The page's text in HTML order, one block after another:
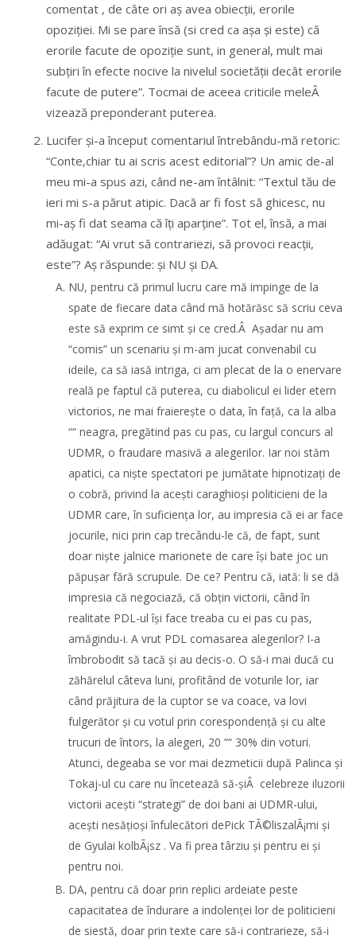
comentat , de câte ori aș avea obiecții, erorile
opoziției. Mi se pare însă (si cred ca așa și este) că
erorile facute de opoziție sunt, in general, mult mai
subțiri în efecte nocive la nivelul societății decât erorile
facute de putere”. Tocmai de aceea criticile meleÂ
vizează preponderant puterea.
Lucifer și-a început comentariul întrebându-mă retoric:
“Conte,chiar tu ai scris acest editorial”? Un amic de-al
meu mi-a spus azi, când ne-am întâlnit: “Textul tău de
ieri mi s-a părut atipic. Dacă ar fi fost să ghicesc, nu
mi-aș fi dat seama că îți aparține”. Tot el, însă, a mai
adăugat: “Ai vrut să contrariezi, să provoci reacții,
este”? Aș răspunde: și NU și DA.
NU, pentru că primul lucru care mă impinge de la
spate de fiecare data când mă hotărăsc să scriu ceva
este să exprim ce simt și ce cred.Â Așadar nu am
“comis” un scenariu și m-am jucat convenabil cu
ideile, ca să iasă intriga, ci am plecat de la o enervare
reală pe faptul că puterea, cu diabolicul ei lider etern
victorios, ne mai fraierește o data, în față, ca la alba
““ neagra, pregătind pas cu pas, cu largul concurs al
UDMR, o fraudare masivă a alegerilor. Iar noi stăm
apatici, ca niște spectatori pe jumătate hipnotizați de
o cobră, privind la acești caraghioși politicieni de la
UDMR care, în suficiența lor, au impresia că ei ar face
jocurile, nici prin cap trecându-le că, de fapt, sunt
doar niște jalnice marionete de care își bate joc un
păpușar fără scrupule. De ce? Pentru că, iată: li se dă
impresia că negociază, că obțin victorii, când în
realitate PDL-ul își face treaba cu ei pas cu pas,
amăgindu-i. A vrut PDL comasarea alegerilor? I-a
îmbrobodit să tacă și au decis-o. O să-i mai ducă cu
zăhărelul câteva luni, profitând de voturile lor, iar
când prăjitura de la cuptor se va coace, va lovi
fulgerător și cu votul prin corespondență și cu alte
trucuri de întors, la alegeri, 20 ““ 30% din voturi.
Atunci, degeaba se vor mai dezmeticii după Palinca și
Tokaj-ul cu care nu încetează să-șiÂ celebreze iluzorii
victorii acești “strategi” de doi bani ai UDMR-ului,
acești nesățioși înfulecători dePick TÃ©liszalÃ¡mi și
de Gyulai kolbÃ¡sz . Va fi prea târziu și pentru ei și
pentru noi.
DA, pentru că doar prin replici ardeiate peste
capacitatea de îndurare a indolenței lor de politicieni
de siestă, doar prin texte care să-i contrarieze, să-i